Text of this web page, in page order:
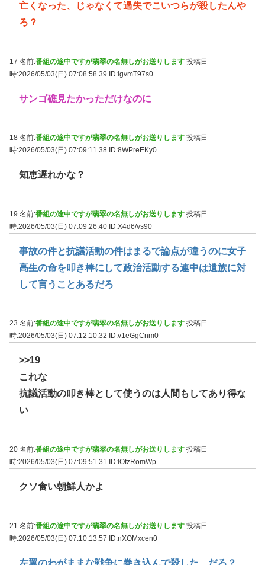
亡くなった、じゃなくて過失でこいつらが殺したんや
ろ？
17 名前:番組の途中ですが翡翠の名無しがお送りします 投稿日
時:2026/05/03(日) 07:08:58.39 ID:igvmT97s0
サンゴ礁見たかっただけなのに
18 名前:番組の途中ですが翡翠の名無しがお送りします 投稿日
時:2026/05/03(日) 07:09:11.38 ID:8WPreEKy0
知恵遅れかな？
19 名前:番組の途中ですが翡翠の名無しがお送りします 投稿日
時:2026/05/03(日) 07:09:26.40 ID:X4d6/vs90
事故の件と抗議活動の件はまるで論点が違うのに女子
高生の命を叩き棒にして政治活動する連中は遺族に対
して言うことあるだろ
23 名前:番組の途中ですが翡翠の名無しがお送りします 投稿日
時:2026/05/03(日) 07:12:10.32
ID:v1eGgCnm0
>>19
これな
抗議活動の叩き棒として使うのは人間もしてあり得な
い
20 名前:番組の途中ですが翡翠の名無しがお送りします 投稿日
時:2026/05/03(日) 07:09:51.31
ID:lOfzRomWp
クソ食い朝鮮人かよ
21 名前:番組の途中ですが翡翠の名無しがお送りします 投稿日
時:2026/05/03(日) 07:10:13.57 ID:nXOMxcen0
左翼のわがままな戦争に巻き込んで殺した、だろ？